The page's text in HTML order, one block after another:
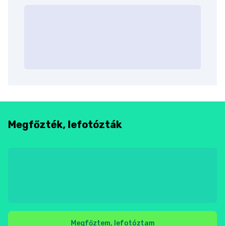
Megfőzték, lefotózták
Megfőztem, lefotóztam